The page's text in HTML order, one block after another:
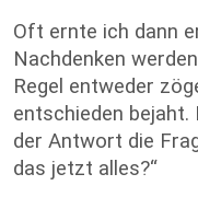
Oft ernte ich dann
Nachdenken
Regel entweder
entschieden bejaht.
der Antwort die
das jetzt alles?“